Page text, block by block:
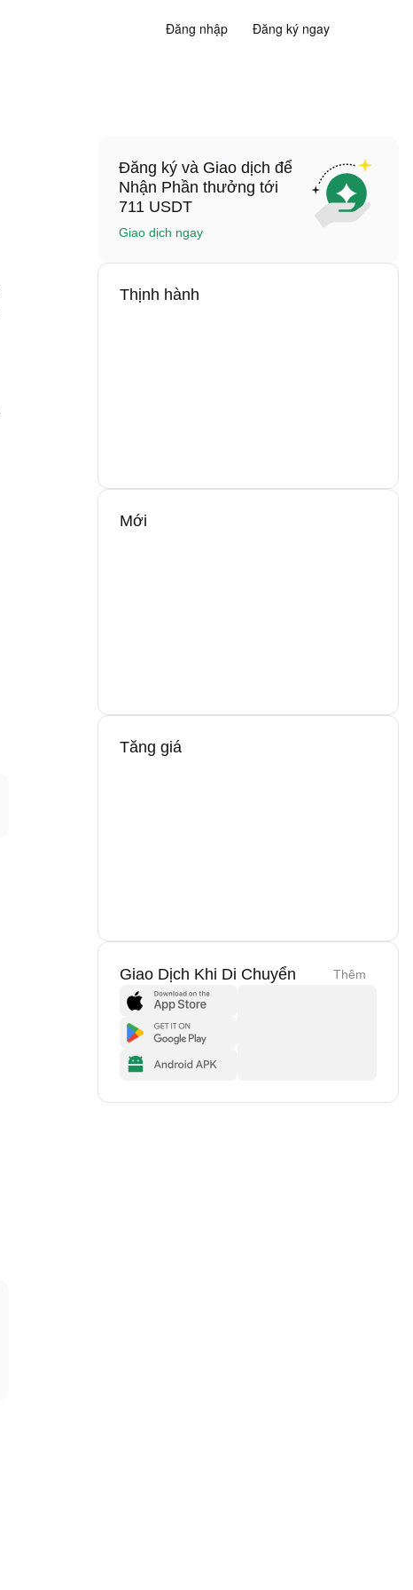
Đăng nhập Đăng ký ngay
Đăng ký và Giao dịch để
Nhận Phần thưởng tới
711 USDT
Giao dịch ngay
Thịnh hành
Mới
Tăng giá
Giao Dịch Khi Di Chuyển Thêm